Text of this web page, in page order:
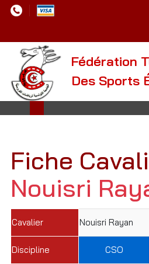
Fédération
Des Sports
Fiche
Nouisri
Cavalier Nouisri Rayan
Discipline
CSO